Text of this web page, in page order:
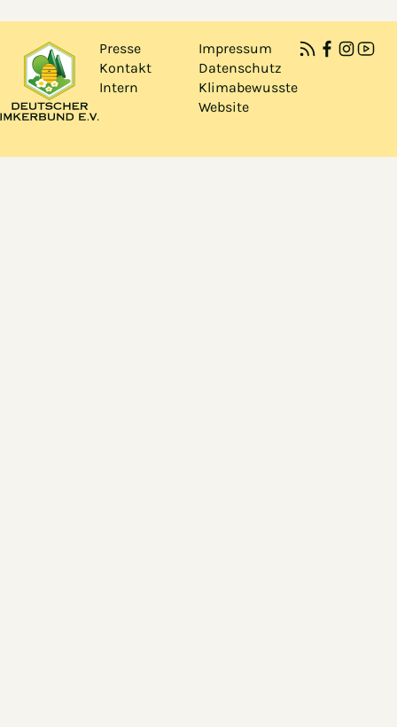
Presse
Kontakt
Intern
Impressum
Datenschutz
Klimabewusste
Website